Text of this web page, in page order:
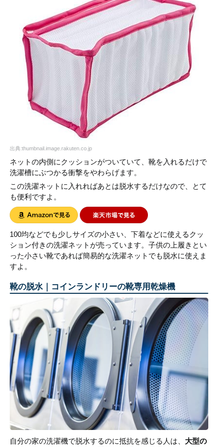
出典:thumbnail.image.rakuten.co.jp
ネットの内側にクッションがついていて、靴を入れるだけで
洗濯槽にぶつかる衝撃をやわらげます。
この洗濯ネットに入れればあとは脱水するだけなので、とて
も便利ですよ。
100均などでも少しサイズの小さい、下着などに使えるクッ
ション付きの洗濯ネットが売っています。子供の上履きとい
った小さい靴であれば簡易的な洗濯ネットでも脱水に使えま
すよ。
靴の脱水｜コインランドリーの靴専用乾燥機
自分の家の洗濯機で脱水するのに抵抗を感じる人は、 大型の